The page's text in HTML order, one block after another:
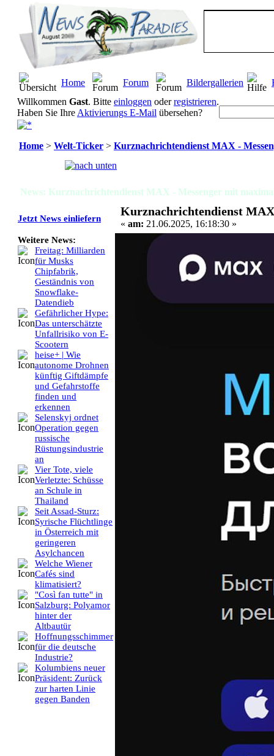
Home Forum Bildergallerien
Willkommen Gast. Bitte einloggen oderregistrieren.
Haben Sie Ihre Aktivierungs E-Mail übersehen?
Home > Welt-Ticker > Kurznachrichtendienst MAX -
News: Kurznachrichtendienst MAX - Messenger mit
Jetzt News einliefern
Weitere News:
Freitag: Milliarden
für Musks
Chipfabrik,
Geständnis von
Snowflake-
Datendieb
Gefährlicher Hype:
Das unterschätzte
Unfallrisiko von E-
Scootern
heise+ | Wie
autonome Drohnen
künftig Giftdämpfe
und Gefahrstoffe
finden und
erkennen
Selenskyj ordnet
Operation gegen
russische
Rüstungsindustrie
an
Vier Tote, viele
Verletzte: Schüsse
an Schule in
Thailand
Seit Assad-Sturz:
Syrische Flüchtlinge
in Österreich mit
geringeren
Asylchancen
Welche Wiener
Cafés sind
klimatisiert?
"Così fan tutte" in
Salzburg: Polyamor
hinter der
Altbautür
Hoffnungsschimmer
für die deutsche
Industrie?
Kolumbiens neuer
Präsident: Zurück
zur harten Linie
gegen Banden
Kurznachrichtendienst
« am: 21.06.2025, 16:18:30 »